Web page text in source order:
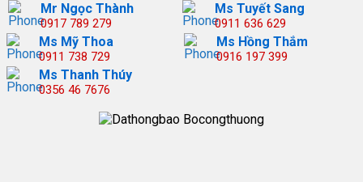
Mr Ngọc Thành
0917 789 279
Ms Tuyết Sang
0911 636 629
Ms Mỹ Thoa
0911 738 729
Ms Hồng Thắm
0916 197 399
Ms Thanh Thúy
0356 46 7676